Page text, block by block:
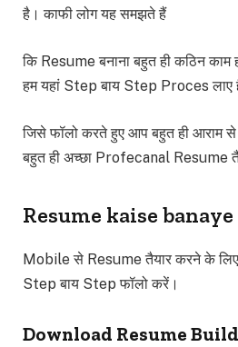
है। काफी लोग यह समझते हैं
कि Resume बनाना बहुत ही कठिन काम
हम यहां Step बाय Step Proces लाए
जिसे फॉलो करते हुए आप बहुत ही आराम
बहुत ही अच्छा Profecanal Resume
Resume kaise
Mobile से Resume तैयार करने के
Step बाय Step फॉलो करें।
Download Resume